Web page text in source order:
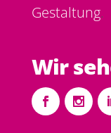
Gestaltung.
Wir